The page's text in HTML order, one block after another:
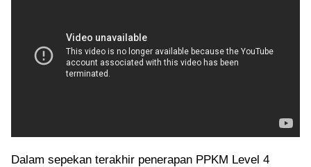
Dalam sepekan terakhir penerapan PPKM Level 4